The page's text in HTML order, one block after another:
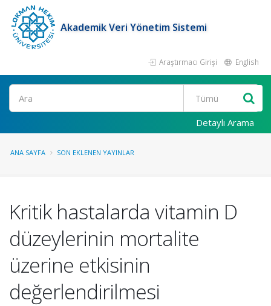
Akademik Veri Yönetim Sistemi
Araştırmacı Girişi English
Ara
Detaylı Arama
ANA SAYFA SON EKLENEN YAYINLAR
Kritik hastalarda vitamin D
düzeylerinin mortalite
üzerine etkisinin
değerlendirilmesi